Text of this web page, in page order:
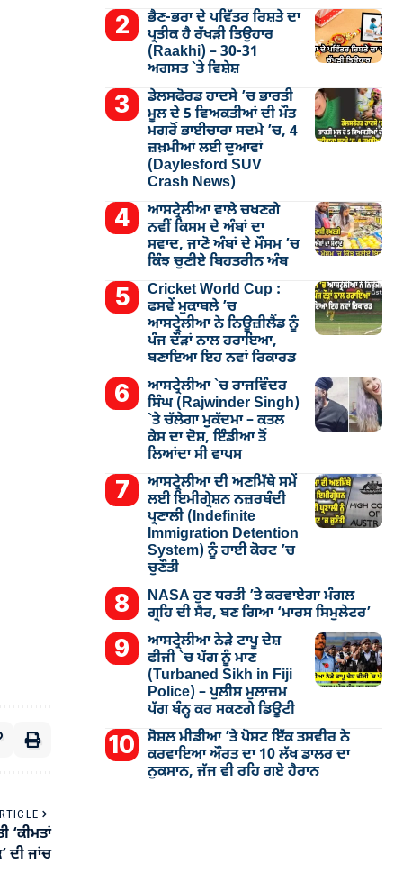
‘ਕੀਮਤਾਂ
ਦੀ ਜਾਂਚ
ਭੈਣ-ਭਰਾ ਦੇ ਪਵਿੱਤਰ ਰਿਸ਼ਤੇ ਦਾ
ਪ੍ਰਤੀਕ ਹੈ ਰੱਖੜੀ ਤਿਉਹਾਰ
(Raakhi) – 30-31
ਅਗਸਤ `ਤੇ ਵਿਸ਼ੇਸ਼
ਡੇਲਸਫੋਰਡ ਹਾਦਸੇ ’ਚ ਭਾਰਤੀ
ਮੂਲ ਦੇ 5 ਵਿਅਕਤੀਆਂ ਦੀ ਮੌਤ
ਮਗਰੋਂ ਭਾਈਚਾਰਾ ਸਦਮੇ ’ਚ, 4
ਜ਼ਖ਼ਮੀਆਂ ਲਈ ਦੁਆਵਾਂ
(Daylesford SUV
Crash News)
ਆਸਟ੍ਰੇਲੀਆ ਵਾਲੇ ਚਖਣਗੇ
ਨਵੀਂ ਕਿਸਮ ਦੇ ਅੰਬਾਂ ਦਾ
ਸਵਾਦ, ਜਾਣੋ ਅੰਬਾਂ ਦੇ ਮੌਸਮ ’ਚ
ਕਿੰਝ ਚੁਣੀਏ ਬਿਹਤਰੀਨ ਅੰਬ
Cricket World Cup :
ਫਸਵੇਂ ਮੁਕਾਬਲੇ ’ਚ
ਆਸਟ੍ਰੇਲੀਆ ਨੇ ਨਿਊਜ਼ੀਲੈਂਡ ਨੂੰ
ਪੰਜ ਦੌੜਾਂ ਨਾਲ ਹਰਾਇਆ,
ਬਣਾਇਆ ਇਹ ਨਵਾਂ ਰਿਕਾਰਡ
ਆਸਟ੍ਰੇਲੀਆ `ਚ ਰਾਜਵਿੰਦਰ
ਸਿੰਘ (Rajwinder Singh)
`ਤੇ ਚੱਲੇਗਾ ਮੁੁਕੱਦਮਾ – ਕਤਲ
ਕੇਸ ਦਾ ਦੋਸ਼, ਇੰਡੀਆ ਤੋਂ
ਲਿਆਂਦਾ ਸੀ ਵਾਪਸ
ਆਸਟ੍ਰੇਲੀਆ ਦੀ ਅਣਮਿੱਥੇ ਸਮੇਂ
ਲਈ ਇਮੀਗ੍ਰੇਸ਼ਨ ਨਜ਼ਰਬੰਦੀ
ਪ੍ਰਣਾਲੀ (Indefinite
Immigration Detention
System) ਨੂੰ ਹਾਈ ਕੋਰਟ ’ਚ
ਚੁਣੌਤੀ
NASA ਹੁਣ ਧਰਤੀ ’ਤੇ ਕਰਵਾਏਗਾ ਮੰਗਲ
ਗ੍ਰਹਿ ਦੀ ਸੈਰ, ਬਣ ਗਿਆ ‘ਮਾਰਸ ਸਿਮੁਲੇਟਰ’
ਆਸਟ੍ਰੇਲੀਆ ਨੇੜੇ ਟਾਪੂ ਦੇਸ਼
ਫੀਜੀ `ਚ ਪੱਗ ਨੂੰ ਮਾਣ
(Turbaned Sikh in Fiji
Police) – ਪੁਲੀਸ ਮੁਲਾਜ਼ਮ
ਪੱਗ ਬੰਨ੍ਹ ਕਰ ਸਕਣਗੇ ਡਿਊਟੀ
ਸੋਸ਼ਲ ਮੀਡੀਆ ’ਤੇ ਪੋਸਟ ਇੱਕ ਤਸਵੀਰ ਨੇ
ਕਰਵਾਇਆ ਔਰਤ ਦਾ 10 ਲੱਖ ਡਾਲਰ ਦਾ
ਨੁਕਸਾਨ, ਜੱਜ ਵੀ ਰਹਿ ਗਏ ਹੈਰਾਨ